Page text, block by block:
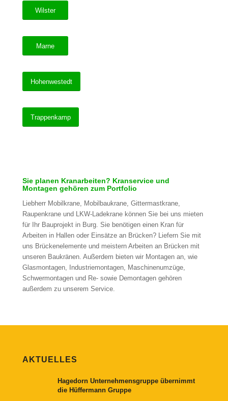
Wilster
Marne
Hohenwestedt
Trappenkamp
Sie planen Kranarbeiten? Kranservice und
Montagen gehören zum Portfolio
Liebherr Mobilkrane, Mobilbaukrane, Gittermastkrane,
Raupenkrane und LKW-Ladekrane können Sie bei uns mieten
für Ihr Bauprojekt in Burg. Sie benötigen einen Kran für
Arbeiten in Hallen oder Einsätze an Brücken? Liefern Sie mit
uns Brückenelemente und meistern Arbeiten an Brücken mit
unseren Baukränen. Außerdem bieten wir Montagen an, wie
Glasmontagen, Industriemontagen, Maschinenumzüge,
Schwermontagen und Re- sowie Demontagen gehören
außerdem zu unserem Service.
AKTUELLES
Hagedorn Unternehmensgruppe übernimmt
die Hüffermann Gruppe